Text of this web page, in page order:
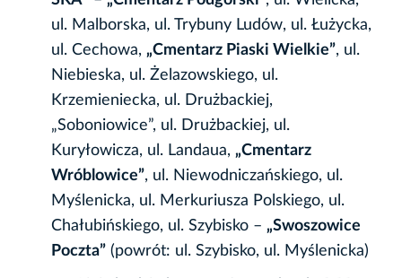
ul. Malborska, ul. Trybuny Ludów, ul. Łużycka,
ul. Cechowa, „Cmentarz Piaski Wielkie”, ul.
Niebieska, ul. Żelazowskiego, ul.
Krzemieniecka, ul. Drużbackiej,
„Soboniowice”, ul. Drużbackiej, ul.
Kuryłowicza, ul. Landaua, „Cmentarz
Wróblowice”, ul. Niewodniczańskiego, ul.
Myślenicka, ul. Merkuriusza Polskiego, ul.
Chałubińskiego, ul. Szybisko – „Swoszowice
Poczta” (powrót: ul. Szybisko, ul. Myślenicka)